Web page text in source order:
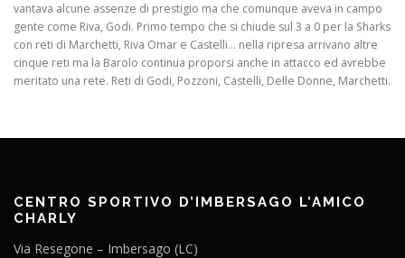
vantava alcune assenze di prestigio ma che comunque aveva in campo
gente come Riva, Godi. Primo tempo che si chiude sul 3 a 0 per la Sharks
con reti di Marchetti, Riva Omar e Castelli… nella ripresa arrivano altre
cinque reti ma la Barolo continua proporsi anche in attacco ed avrebbe
meritato una rete. Reti di Godi, Pozzoni, Castelli, Delle Donne, Marchetti.
CENTRO SPORTIVO D’IMBERSAGO L’AMICO
CHARLY
Via Resegone – Imbersago (LC)